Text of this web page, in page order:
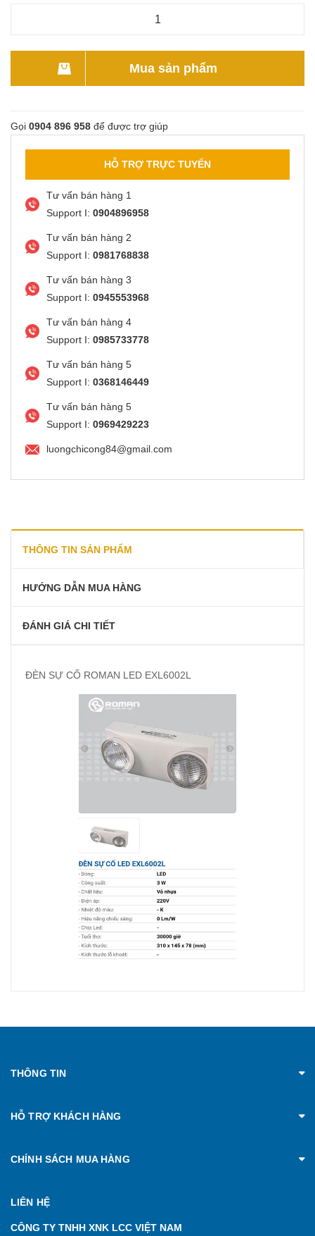
Mua sản phẩm
Gọi 0904 896 958 để được trợ giúp
HỖ TRỢ TRỰC TUYẾN
Tư vấn bán hàng 1
Support I: 0904896958
Tư vấn bán hàng 2
Support I: 0981768838
Tư vấn bán hàng 3
Support I: 0945553968
Tư vấn bán hàng 4
Support I: 0985733778
Tư vấn bán hàng 5
Support I: 0368146449
Tư vấn bán hàng 5
Support I: 0969429223
luongchicong84@gmail.com
THÔNG TIN SẢN PHẨM
HƯỚNG DẪN MUA HÀNG
ĐÁNH GIÁ CHI TIẾT
ĐÈN SỰ CỐ ROMAN LED EXL6002L
THÔNG TIN
HỖ TRỢ KHÁCH HÀNG
CHÍNH SÁCH MUA HÀNG
LIÊN HỆ
CÔNG TY TNHH XNK LCC VIỆT NAM